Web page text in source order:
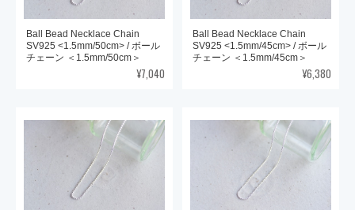
Ball Bead Necklace Chain
SV925 <1.5mm/50cm> / ボール
チェーン ＜1.5mm/50cm＞
¥7,040
Ball Bead Necklace Chain
SV925 <1.5mm/45cm> / ボール
チェーン ＜1.5mm/45cm＞
¥6,380